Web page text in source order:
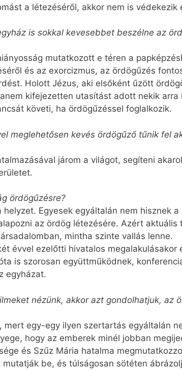
a létezéséről, akkor nem is védekezik
is sokkal kevesebbet beszélne az
mutatkozott e téren a
és az exorcizmus, az ördögűzés
Holott Jézus, aki elsőként űzött
kifejezetten utasítást adott nekik
követi, ha ördögűzéssel foglalkozik.
meglehetősen kevés ördögűző tűnik fel
járom a világot, segíteni
ördögűzésre?
Egyesek egyáltalán nem hisznek
az ördög létezésére. Azért
mintha szinte vallás lenne.
évvel ezelőtti hivatalos
is szorosan együttműködnek,
egyházat.
nézünk, akkor azt gondolhatjuk,
mert egy-egy ilyen szertartás egyáltalán
hogy az emberek minél jobban
és Szűz Mária hatalma
mutatják be, és túlságosan sötéten